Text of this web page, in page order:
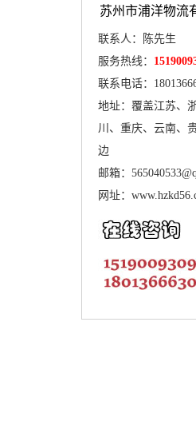
苏州市浦洋物流
联系人：陈先生
服务热线：
联系电话：
地址：覆盖江苏、
川、重庆、云南、
边
邮箱：
网址：